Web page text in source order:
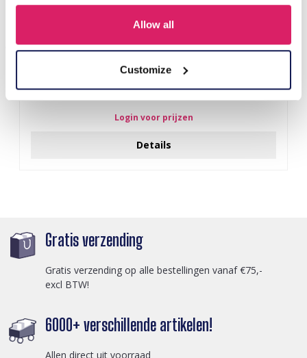
Allow all
Customize
X-G4.1 SCARF1107-002-5 Summer Scarf 70x70cm
Login voor prijzen
Details
Gratis verzending
Gratis verzending op alle bestellingen vanaf €75,-
excl BTW!
6000+ verschillende artikelen!
Allen direct uit voorraad